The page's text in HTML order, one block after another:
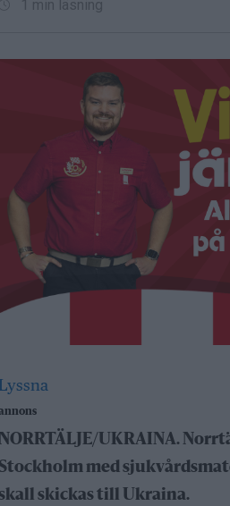
1 min läsning
Lyssna
UKRAINA.
Stockholm med
skickas till Ukraina.